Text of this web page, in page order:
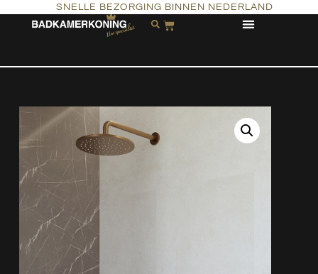
SNELLE BEZORGING BINNEN NEDERLAND